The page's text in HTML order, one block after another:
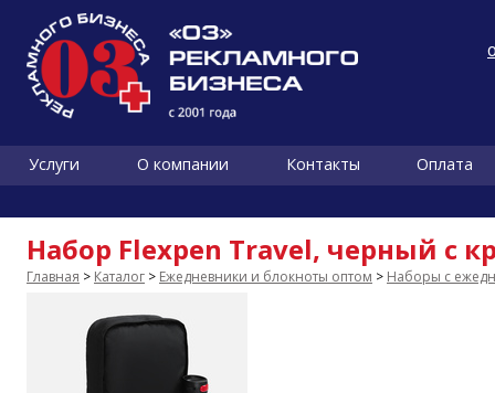
Услуги О компании Контакты Оплата
Набор Flexpen Travel, черный с
Главная > Каталог > Ежедневники и блокноты оптом > Наборы с